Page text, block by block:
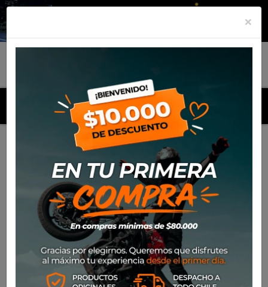
MENU
Productos
Kit Adaptador SW Motech para Maletas
Givi/Kappa Monokey
×